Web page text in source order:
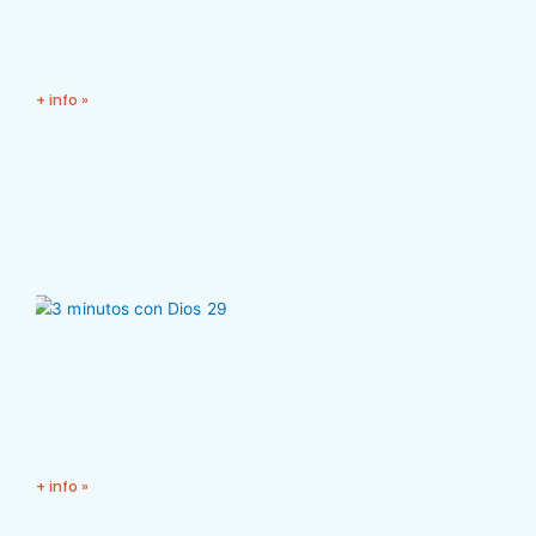
+ info »
+ info »